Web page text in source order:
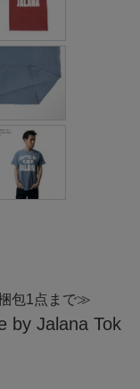
包1点まで≫
by Jalana Tok